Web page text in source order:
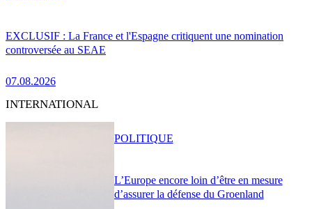
EXCLUSIF : La France et l'Espagne critiquent une nomination
controversée au SEAE
07.08.2026
INTERNATIONAL
L’Europe encore loin d’être en mesure
d’assurer la défense du Groenland
POLITIQUE